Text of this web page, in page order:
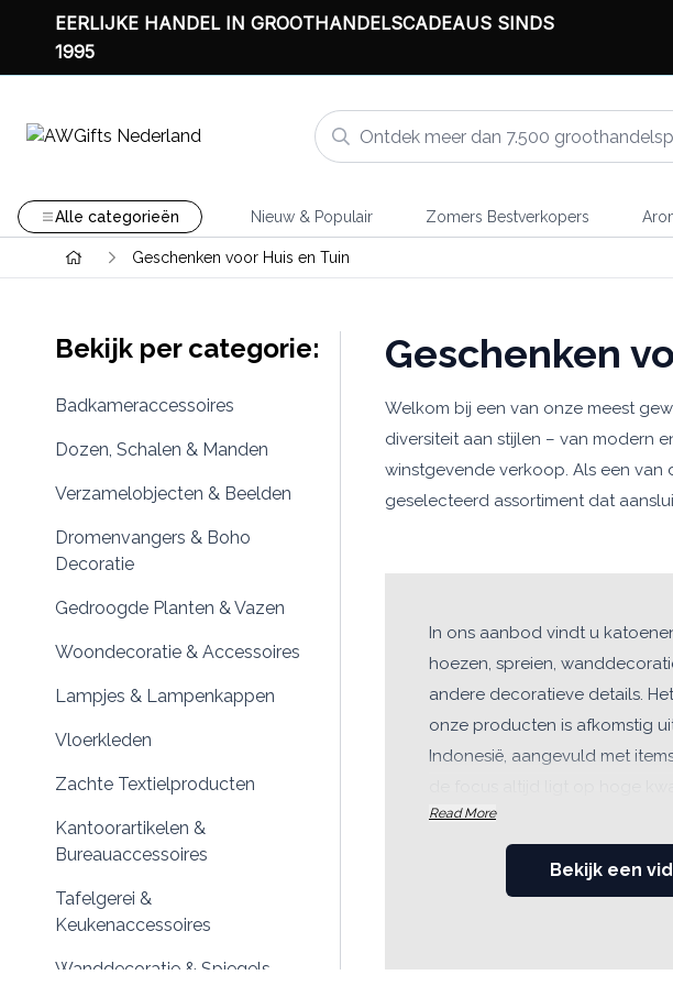
EERLIJKE HANDEL IN GROOTHANDELSCADEAUS SINDS
1995
Alle categorieën Nieuw & Populair Zomers Bestverkopers
Geschenken voor Huis en Tuin
Bekijk per categorie:
Badkameraccessoires
Dozen, Schalen & Manden
Verzamelobjecten & Beelden
Dromenvangers & Boho
Decoratie
Gedroogde Planten & Vazen
Woondecoratie & Accessoires
Lampjes & Lampenkappen
Vloerkleden
Zachte Textielproducten
Kantoorartikelen &
Bureauaccessoires
Tafelgerei &
Keukenaccessoires
Wanddecoratie & Spiegels
Geschenken
Welkom bij een van onze meest
diversiteit aan stijlen – van modern
winstgevende verkoop. Als een
geselecteerd assortiment dat
In ons aanbod vindt u
hoezen, spreien,
andere decoratieve details.
onze producten is afkomstig
Indonesië, aangevuld met
design.
Ontdek onze
Vintage & Boho:Voor
Read More
Bekijk een